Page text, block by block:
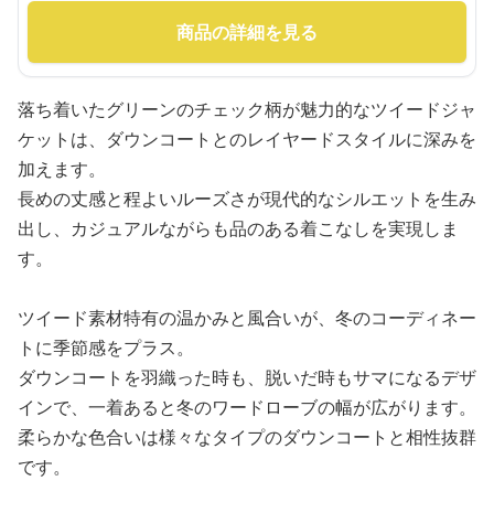
商品の詳細を見る
落ち着いたグリーンのチェック柄が魅力的なツイードジャ
ケットは、ダウンコートとのレイヤードスタイルに深みを
加えます。
長めの丈感と程よいルーズさが現代的なシルエットを生み
出し、カジュアルながらも品のある着こなしを実現しま
す。
ツイード素材特有の温かみと風合いが、冬のコーディネー
トに季節感をプラス。
ダウンコートを羽織った時も、脱いだ時もサマになるデザ
インで、一着あると冬のワードローブの幅が広がります。
柔らかな色合いは様々なタイプのダウンコートと相性抜群
です。